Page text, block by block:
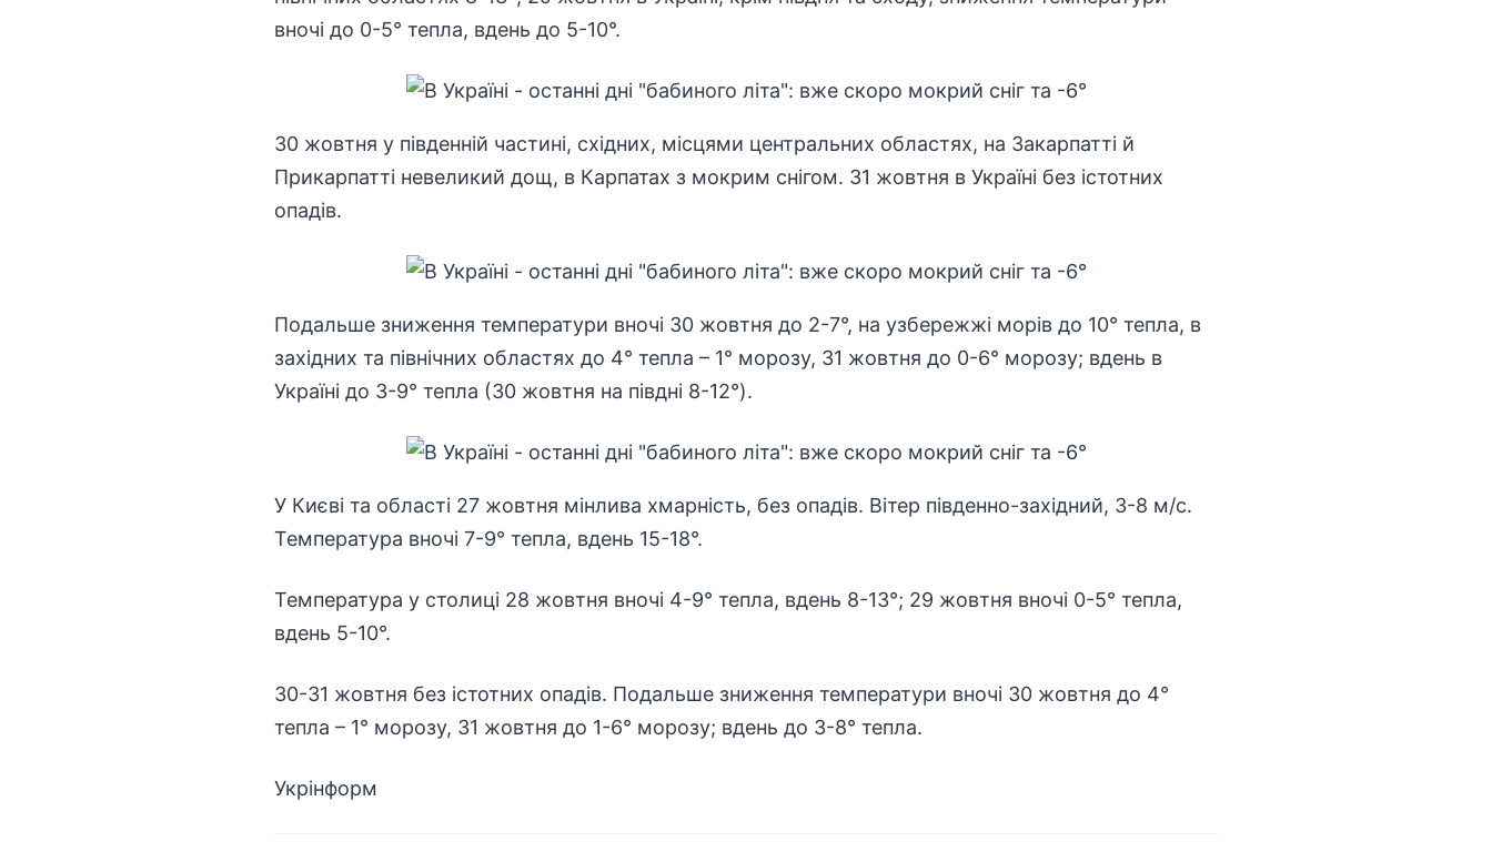
вночі до 0-5° тепла, вдень до 5-10°.
30 жовтня у південній частині, східних, місцями центральних областях, на Закарпатті й
Прикарпатті невеликий дощ, в Карпатах з мокрим снігом. 31 жовтня в Україні без істотних
опадів.
Подальше зниження температури вночі 30 жовтня до 2-7°, на узбережжі морів до 10° тепла, в
західних та північних областях до 4° тепла – 1° морозу, 31 жовтня до 0-6° морозу; вдень в
Україні до 3-9° тепла (30 жовтня на півдні 8-12°).
У Києві та області 27 жовтня мінлива хмарність, без опадів. Вітер південно-західний, 3-8 м/с.
Температура вночі 7-9° тепла, вдень 15-18°.
Температура у столиці 28 жовтня вночі 4-9° тепла, вдень 8-13°; 29 жовтня вночі 0-5° тепла,
вдень 5-10°.
30-31 жовтня без істотних опадів. Подальше зниження температури вночі 30 жовтня до 4°
тепла – 1° морозу, 31 жовтня до 1-6° морозу; вдень до 3-8° тепла.
Укрінформ